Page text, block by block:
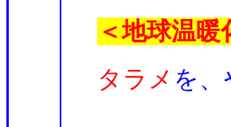
＜地球温暖
タラメ を